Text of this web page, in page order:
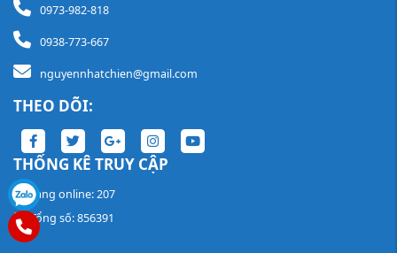
0973-982-818
0938-773-667
nguyennhatchien@gmail.com
THEO DÕI:
THỐNG KÊ TRUY CẬP
Đang online: 207
Tổng số: 856391